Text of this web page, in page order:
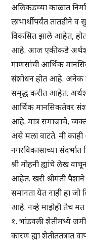
अलिकडच्या काळात
लाभार्थीपर्यंत तातडीने
विकसित झाले आहेत, होत
आहे. आज एकीकडे
माणसांची आर्थिक
संशोधन होत आहे. अनेक
समृद्ध करीत आहेत.
आर्थिक मानसिकतेवर
आहे. मात्र समाजाचे,
असे मला वाटते. मी काही
नगरविकासाच्या
श्री मोहनी ह्यांचे लेख
आहेत. खरी श्रीमंती पैशाने
समानता येत नाही हा जो
आहे. नव्हे माझेही तेच
१. भांडवली शेतीमध्ये
कारण ह्या शेतीततंत्रात